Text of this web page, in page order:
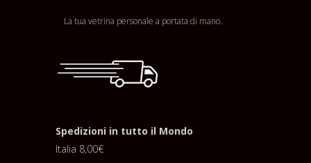
La tua vetrina personale a portata di mano.
Spedizioni in tutto il Mondo
Italia 8,00€